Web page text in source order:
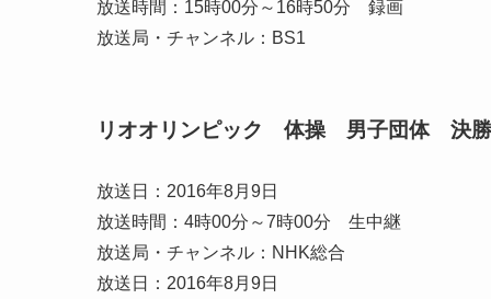
放送時間：15時00分～16時50分 録画
放送局・チャンネル：BS1
リオオリンピック 体操 男子団体 決勝
放送日：2016年8月9日
放送時間：4時00分～7時00分 生中継
放送局・チャンネル：NHK総合
放送日：2016年8月9日